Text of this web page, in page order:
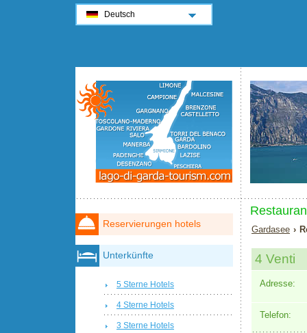
Gardasee ›
4 Venti
Adresse:
Telefon:
Reservierungen hotels
Unterkünfte
5 Sterne Hotels
4 Sterne Hotels
3 Sterne Hotels
Deutsch